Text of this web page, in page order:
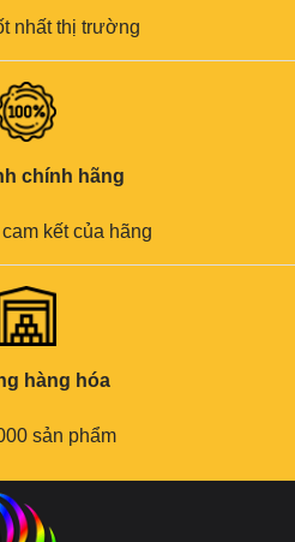
nhất thị trường
chính hãng
kết của hãng
hàng hóa
sản phẩm